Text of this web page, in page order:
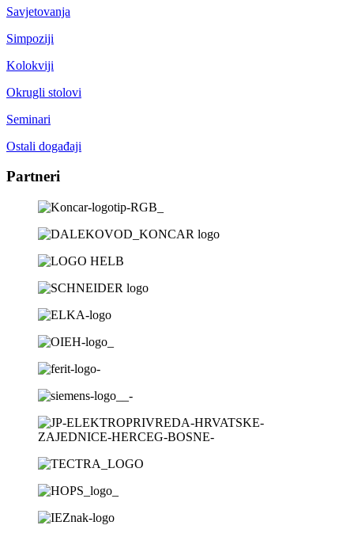
Savjetovanja
Simpoziji
Kolokviji
Okrugli stolovi
Seminari
Ostali događaji
Partneri